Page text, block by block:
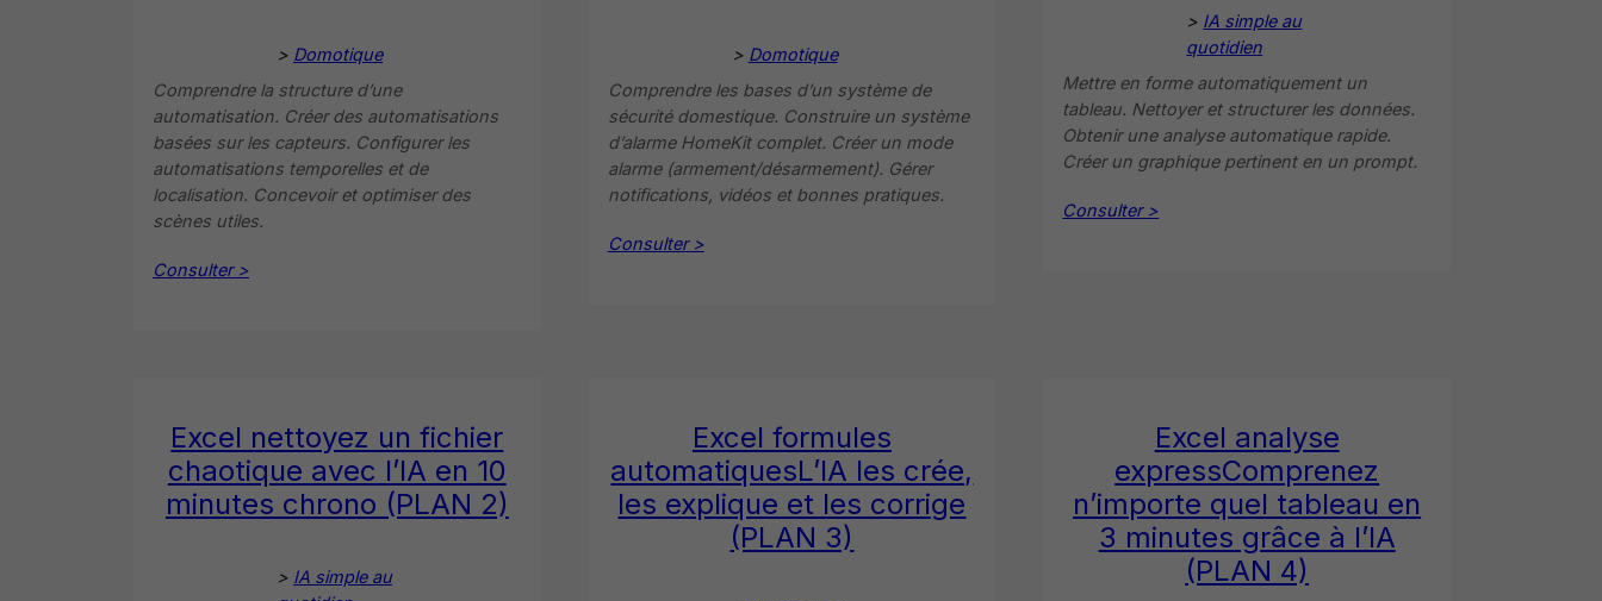
> Domotique
Comprendre la structure d’une
automatisation. Créer des automatisations
basées sur les capteurs. Configurer les
automatisations temporelles et de
localisation. Concevoir et optimiser des
scènes utiles.
Consulter >
> Domotique
Comprendre les bases d’un système de
sécurité domestique. Construire un système
d’alarme HomeKit complet. Créer un mode
alarme (armement/désarmement). Gérer
notifications, vidéos et bonnes pratiques.
Consulter >
> IA simple au
quotidien
Mettre en forme automatiquement un
tableau. Nettoyer et structurer les données.
Obtenir une analyse automatique rapide.
Créer un graphique pertinent en un prompt.
Consulter >
Excel nettoyez un fichier
chaotique avec l’IA en 10
minutes chrono (PLAN 2)
> IA simple au
Excel formules
automatiquesL’IA les crée,
les explique et les corrige
(PLAN 3)
Excel analyse
expressComprenez
n’importe quel tableau en
3 minutes grâce à l’IA
(PLAN 4)